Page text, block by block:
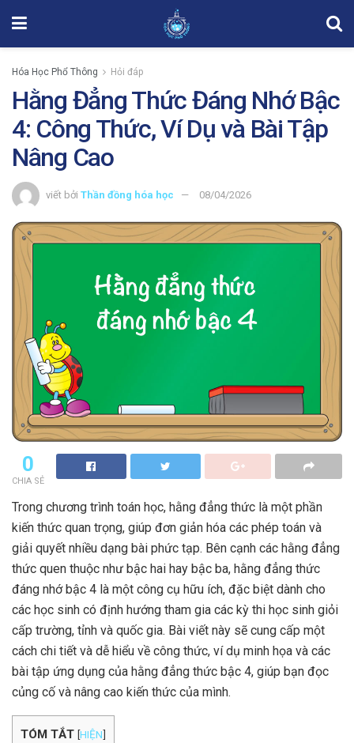
Hóa Học Phổ Thông Hỏi đáp
Hằng Đẳng Thức Đáng Nhớ Bậc
4: Công Thức, Ví Dụ và Bài Tập
Nâng Cao
viết bởi Thần đồng hóa học 08/04/2026
0
CHIA SẺ
Trong chương trình toán học, hằng đẳng thức là một phần
kiến thức quan trọng, giúp đơn giản hóa các phép toán và
giải quyết nhiều dạng bài phức tạp. Bên cạnh các hằng đẳng
thức quen thuộc như bậc hai hay bậc ba, hằng đẳng thức
đáng nhớ bậc 4 là một công cụ hữu ích, đặc biệt dành cho
các học sinh có định hướng tham gia các kỳ thi học sinh giỏi
cấp trường, tỉnh và quốc gia. Bài viết này sẽ cung cấp một
cách chi tiết và dễ hiểu về công thức, ví dụ minh họa và các
bài tập ứng dụng của hằng đẳng thức bậc 4, giúp bạn đọc
củng cố và nâng cao kiến thức của mình.
TÓM TẮT [HIỆN]